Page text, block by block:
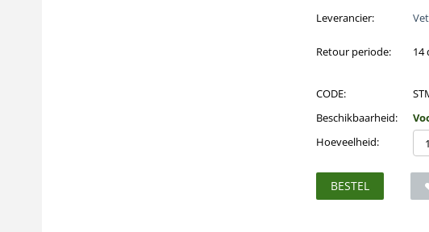
Leverancier:
Retour periode: 14
CODE:
Beschikbaarheid:
Hoeveelheid:
BESTEL